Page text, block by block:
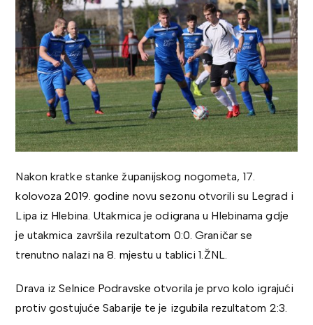
Nakon kratke stanke županijskog nogometa, 17.
kolovoza 2019. godine novu sezonu otvorili su Legrad i
Lipa iz Hlebina. Utakmica je odigrana u Hlebinama gdje
je utakmica završila rezultatom 0:0. Graničar se
trenutno nalazi na 8. mjestu u tablici 1.ŽNL.
Drava iz Selnice Podravske otvorila je prvo kolo igrajući
protiv gostujuće Sabarije te je izgubila rezultatom 2:3.